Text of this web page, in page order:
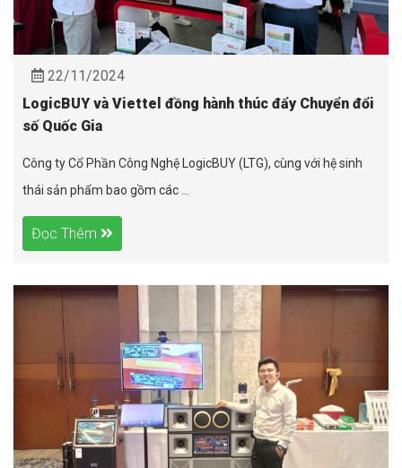
22/11/2024
LogicBUY và Viettel đồng hành thúc đẩy Chuyển đổi
số Quốc Gia
Công ty Cổ Phần Công Nghệ LogicBUY (LTG), cùng với hệ sinh
thái sản phẩm bao gồm các ...
Đọc Thêm